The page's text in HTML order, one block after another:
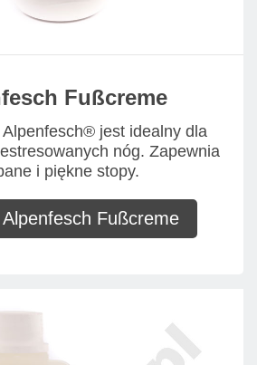
Fußcreme
jest idealny dla
nóg. Zapewnia
i piękne stopy.
Fußcreme